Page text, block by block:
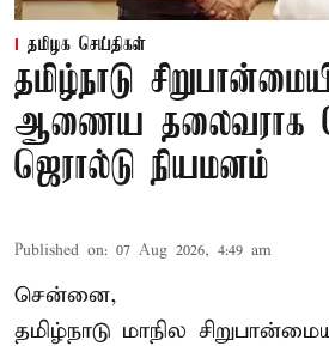
தமிழக செய்திகள்
தமிழ்நாடு
ஆணைய தலைவராக
ஜெரால்டு நியமனம்
Published on: 07 Aug 2026, 4:49 am
சென்னை,
தமிழ்நாடு மாநில